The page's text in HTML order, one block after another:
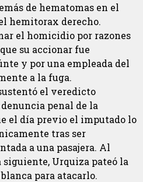
de hematomas en el
hemitorax derecho.
el homicidio por razones
su accionar fue
y por una empleada del
a la fuga.
el veredicto
penal de la
el día previo el imputado lo
tras ser
a una pasajera. Al
siguiente, Urquiza pateó la
para atacarlo.